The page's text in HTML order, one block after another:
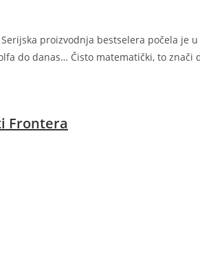
proizvodnja bestselera počela je
do danas… Čisto matematički, to znači
Frontera